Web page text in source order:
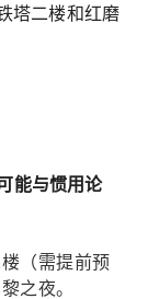
塔二楼和红磨
能与惯用论
（需提前预
之夜。